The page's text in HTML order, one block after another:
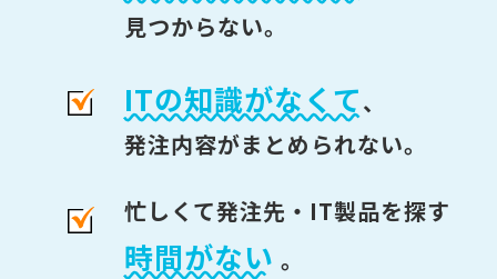
見つからない。
ITの知識がなくて、
発注内容がまとめられない。
忙しくて発注先・IT製品を探す
時間がない 。